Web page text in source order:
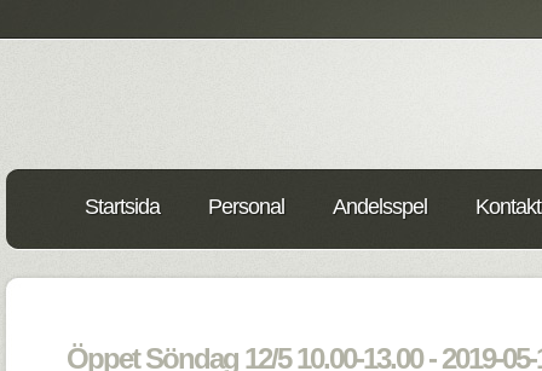
Startsida Personal Andelsspel
Öppet Söndag 12/5 10.00-13.00 - 2019-05-